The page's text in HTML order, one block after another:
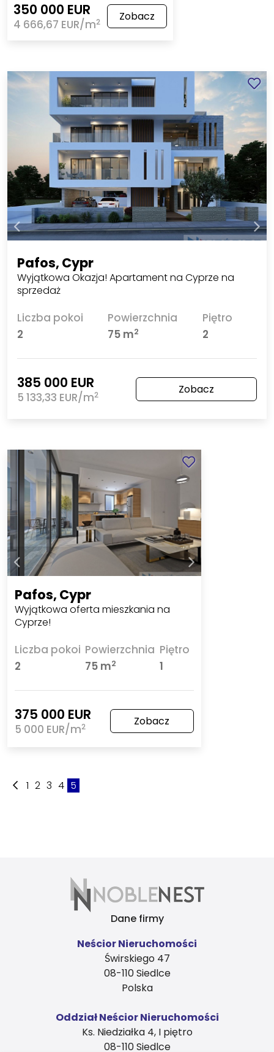
350 000 EUR
4 666,67 EUR/m2 Zobacz
Pafos, Cypr
Wyjątkowa Okazja! Apartament na Cyprze na
sprzedaż
Liczba pokoi
2
Powierzchnia
75 m2
Piętro
2
385 000 EUR
5 133,33 EUR/m2 Zobacz
Pafos, Cypr
Wyjątkowa oferta mieszkania na
Cyprze!
Liczba pokoi
2
Powierzchnia
75 m2
Piętro
1
375 000 EUR
5 000 EUR/m2 Zobacz
1 2 3 4 5
Dane firmy
Neścior Nieruchomości
Świrskiego 47
08-110 Siedlce
Polska
Oddział Neścior Nieruchomości
Ks. Niedziałka 4, I piętro
08-110 Siedlce